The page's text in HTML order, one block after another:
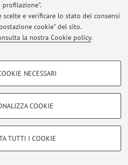
scelte e verificare lo stato dei consensi
cookie" del sito.
la nostra Cookie policy.
- FACOLTATIVI
a titolo esemplificativo, per il corretto
NECESSARI
COOKIE
TUTTI I COOKIE
tutti i contenuti del sito.
- Università di Bologna - Via
|Impostazioni Cookie